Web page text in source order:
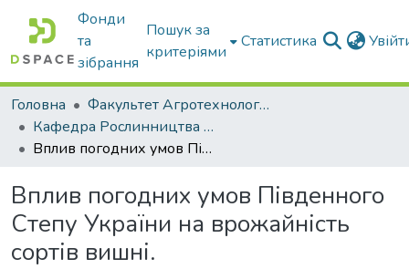
Фонди
та
зібрання
Пошук за
критеріями
Статистика
Головна
Факультет Агротехнологій та екології
Кафедра Рослинництва та садівництва ім. професора В.В. Калитки
Вплив погодних умов Південного Степу України на врожайність сортів вишні.
Вплив погодних умов Південного
Степу України на врожайність
сортів вишні.